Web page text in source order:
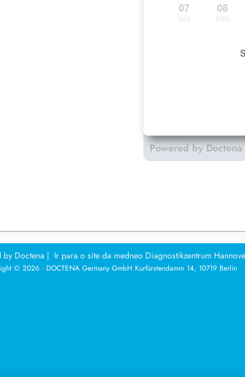
07
Sex
08
Sáb
Powered by Doctena
by Doctena | Ir para o site da medneo Diagnostikzentrum
© 2026 - DOCTENA Germany GmbH Kurfürstendamm 14, 10719 Berlin